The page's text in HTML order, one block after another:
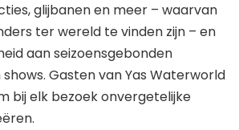
glijbanen en meer – waarvan
ter wereld te vinden zijn – en
aan seizoensgebonden
Gasten van Yas Waterworld
bij elk bezoek onvergetelijke